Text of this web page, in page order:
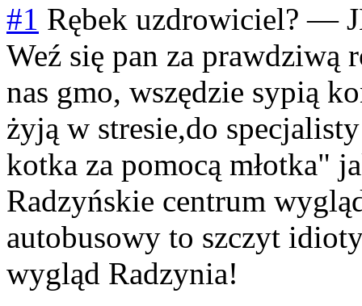
#1 Rębek uzdrowiciel? —
Weź się pan za prawdziwą
nas gmo, wszędzie sypią
żyją w stresie,do
kotka za pomocą młotka"
Radzyńskie centrum
autobusowy to szczyt
wygląd Radzynia!